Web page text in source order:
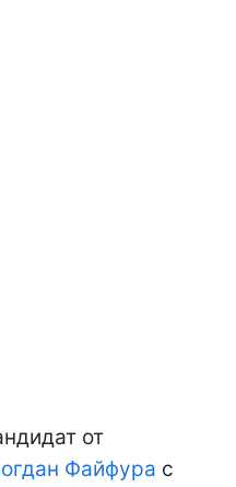
от
Файфура с